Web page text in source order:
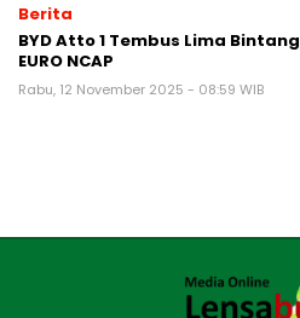
Berita
BYD Atto 1 Tembus Lima Bintang
EURO NCAP
Rabu, 12 November 2025 - 08:59 WIB